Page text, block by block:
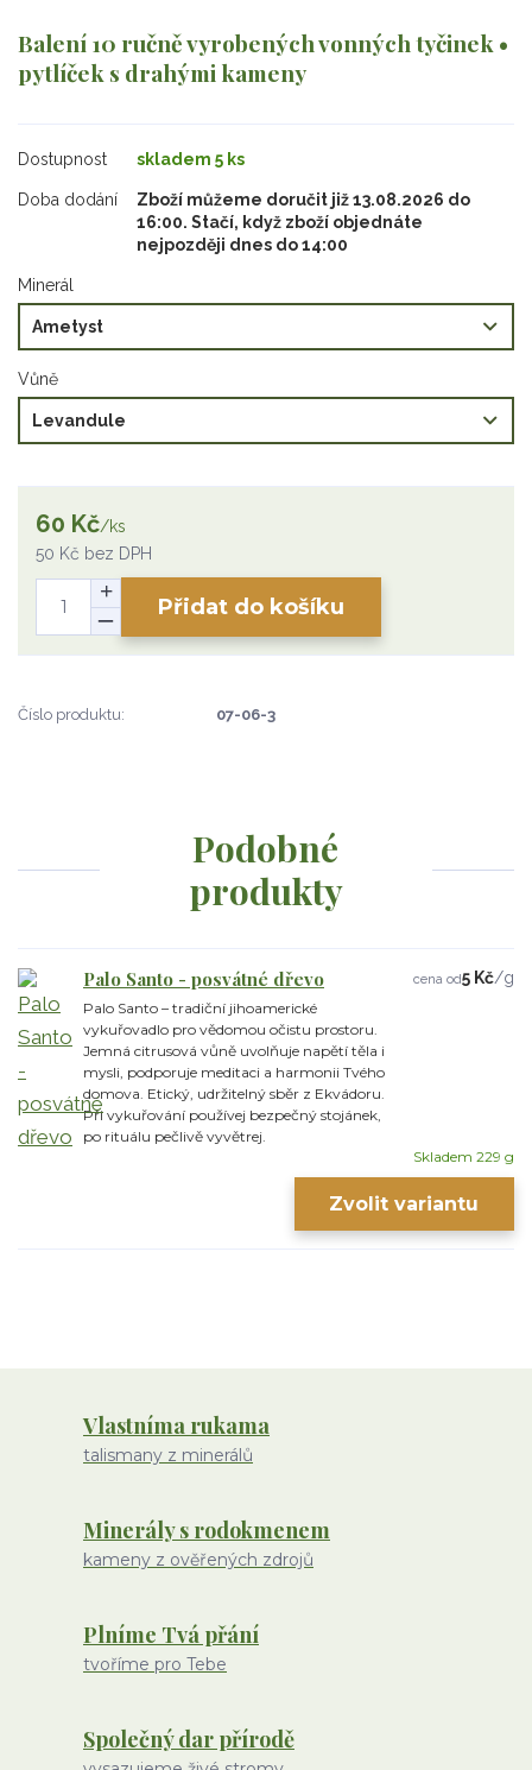
Balení 10 ručně vyrobených vonných tyčinek •
pytlíček s drahými kameny
Dostupnost skladem 5 ks
Doba dodání
Zboží můžeme doručit již 13.08.2026 do
16:00. Stačí, když zboží objednáte
nejpozději dnes do 14:00
Minerál
Vůně
60 Kč/ks
50 Kč bez DPH
Přidat do košíku
Číslo produktu: 07-06-3
Podobné
produkty
Palo Santo - posvátné dřevo
Palo Santo – tradiční jihoamerické
vykuřovadlo pro vědomou očistu prostoru.
Jemná citrusová vůně uvolňuje napětí těla i
mysli, podporuje meditaci a harmonii Tvého
domova. Etický, udržitelný sběr z Ekvádoru.
Při vykuřování používej bezpečný stojánek,
po rituálu pečlivě vyvětrej.
cena od5 Kč/g
Skladem 229 g
Zvolit variantu
Vlastníma rukama
talismany z minerálů
Minerály s rodokmenem
kameny z ověřených zdrojů
Plníme Tvá přání
tvoříme pro Tebe
Společný dar přírodě